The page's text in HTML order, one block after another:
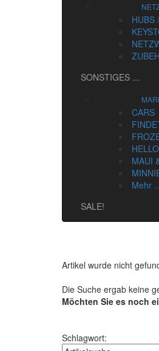
HUBS
SONSTIGES ...
CARS
MAUI
Mehr
SALE!
Artikel wurde nicht
Die Suche ergab keine
Möchten Sie es noch
Schlagwort: